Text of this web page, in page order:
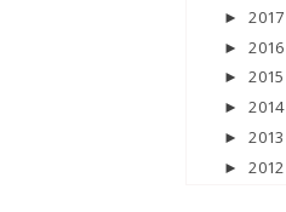
►2017
►2016
►2015
►2014
►2013
►2012